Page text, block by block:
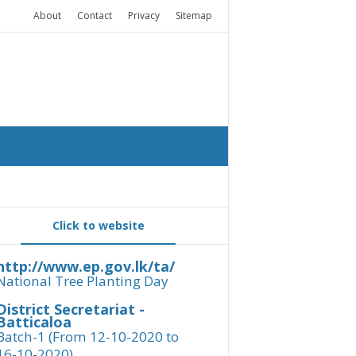
About Contact Privacy Sitemap
Click to website
www.ep.gov.lk/ta/
Tree Planting Day
Secretariat -
1 (From 12-10-2020 to